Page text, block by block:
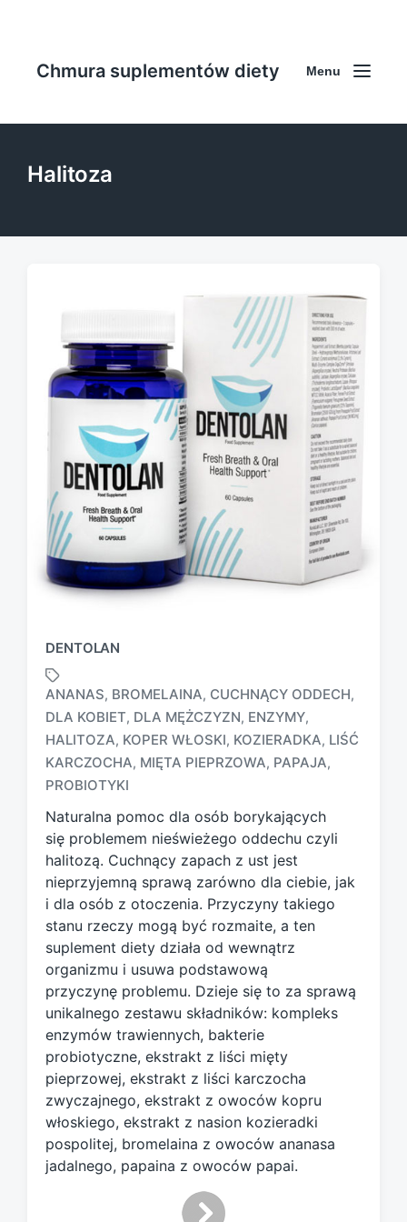
Chmura suplementów diety Menu
Halitoza
DENTOLAN
T
a
g
e
d
w
h
ANANAS, BROMELAINA, CUCHNĄCY ODDECH,
DLA KOBIET, DLA MĘŻCZYZN, ENZYMY,
HALITOZA, KOPER WŁOSKI, KOZIERADKA, LIŚĆ
KARCZOCHA, MIĘTA PIEPRZOWA, PAPAJA,
PROBIOTYKI
Naturalna pomoc dla osób borykających
się problemem nieświeżego oddechu czyli
halitozą. Cuchnący zapach z ust jest
nieprzyjemną sprawą zarówno dla ciebie, jak
i dla osób z otoczenia. Przyczyny takiego
stanu rzeczy mogą być rozmaite, a ten
suplement diety działa od wewnątrz
organizmu i usuwa podstawową
przyczynę problemu. Dzieje się to za sprawą
unikalnego zestawu składników: kompleks
enzymów trawiennych, bakterie
probiotyczne, ekstrakt z liści mięty
pieprzowej, ekstrakt z liści karczocha
zwyczajnego, ekstrakt z owoców kopru
włoskiego, ekstrakt z nasion kozieradki
pospolitej, bromelaina z owoców ananasa
jadalnego, papaina z owoców papai.